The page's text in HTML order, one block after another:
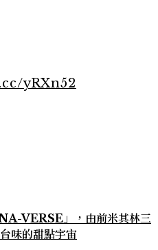
yRXn52
VERSE」，由前米其林三
味的甜點宇宙